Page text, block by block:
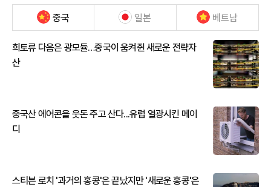
중국 일본 베트남
희토류 다음은 광모듈…중국이 움켜쥔 새로운 전략자
산
중국산 에어콘을 웃돈 주고 산다...유럽 열광시킨 메이
디
스티븐 로치 '과거의 홍콩'은 끝났지만 '새로운 홍콩'은